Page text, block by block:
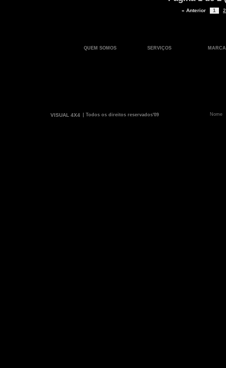
« Anterior 1 2
QUEM SOMOS SERVIÇOS
VISUAL 4X4 | Todos os direitos reservados'09